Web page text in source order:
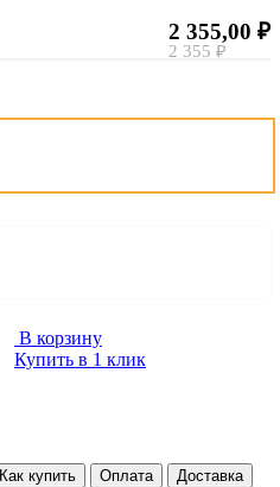
2 355,00 ₽
2 355 ₽
В корзину
Купить в 1 клик
Как купить Оплата Доставка